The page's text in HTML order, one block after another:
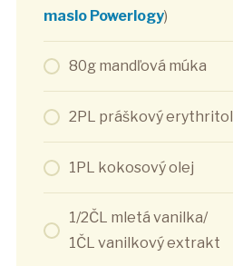
maslo Powerlogy)
80g mandľová múka
2PL práškový erythritol
1PL kokosový olej
1/2ČL mletá vanilka/
1ČL vanilkový extrakt